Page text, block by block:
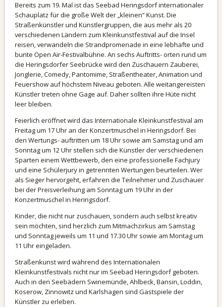
Bereits zum 19. Mal ist das Seebad Heringsdorf internationaler
Schauplatz für die große Welt der „kleinen“ Kunst. Die
Straßenkünstler und Künstlergruppen, die aus mehr als 20
verschiedenen Ländern zum Kleinkunstfestival auf die Insel
reisen, verwandeln die Strandpromenade in eine lebhafte und
bunte Open Air-Festivalbühne. An sechs Auftritts- orten rund um
die Heringsdorfer Seebrücke wird den Zuschauern Zauberei,
Jonglerie, Comedy, Pantomime, Straßentheater, Animation und
Feuershow auf höchstem Niveau geboten. Alle weitangereisten
Künstler treten ohne Gage auf. Daher sollten ihre Hüte nicht
leer bleiben.
Feierlich eröffnet wird das Internationale Kleinkunstfestival am
Freitag um 17 Uhr an der Konzertmuschel in Heringsdorf. Bei
den Wertungs- auftritten um 18 Uhr sowie am Samstag und am
Sonntag um 12 Uhr stellen sich die Künstler der verschiedenen
Sparten einem Wettbewerb, den eine professionelle Fachjury
und eine Schülerjury in getrennten Wertungen beurteilen. Wer
als Sieger hervorgeht, erfahren die Teilnehmer und Zuschauer
bei der Preisverleihung am Sonntag um 19 Uhr in der
Konzertmuschel in Heringsdorf.
Kinder, die nicht nur zuschauen, sondern auch selbst kreativ
sein möchten, sind herzlich zum Mitmachzirkus am Samstag
und Sonntag jeweils um 11 und 17.30 Uhr sowie am Montag um
11 Uhr eingeladen.
Straßenkunst wird während des Internationalen
Kleinkunstfestivals nicht nur im Seebad Heringsdorf geboten.
Auch in den Seebädern Swinemünde, Ahlbeck, Bansin, Loddin,
Koserow, Zinnowitz und Karlshagen sind Gastspiele der
Künstler zu erleben.